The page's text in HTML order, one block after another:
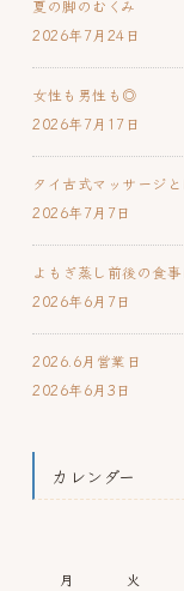
夏の脚のむくみ
2026年7月24日
女性も男性も◎
2026年7月17日
タイ古式マッサージ
2026年7月7日
よもぎ蒸し前後の食
2026年6月7日
2026.6月営業日
2026年6月3日
カレンダー
月
火